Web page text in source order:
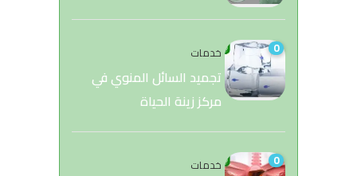
0 خدمات
تجميد السائل المنوي في
مركز زينة الحياة
0 خدمات